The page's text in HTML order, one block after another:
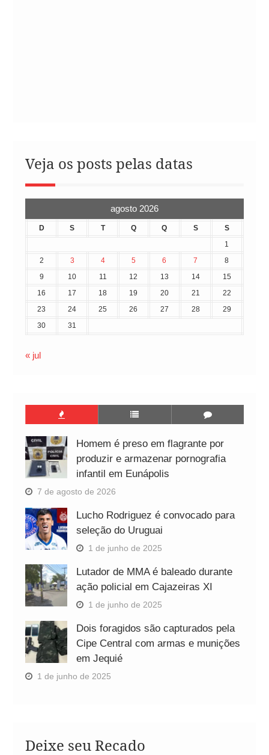
Veja os posts pelas datas
agosto 2026
D S T Q Q S
S
1
2
3 4 5 6 7
8
9
10 11 12 13 14
15
16
17 18 19 20 21
22
23
24 25 26 27 28
29
30
31
« jul
Homem é preso em flagrante por
produzir e armazenar pornografia
infantil em Eunápolis
7 de agosto de 2026
Lucho Rodriguez é convocado para
seleção do Uruguai
1 de junho de 2025
Lutador de MMA é baleado durante
ação policial em Cajazeiras XI
1 de junho de 2025
Dois foragidos são capturados pela
Cipe Central com armas e munições
em Jequié
1 de junho de 2025
Deixe seu Recado